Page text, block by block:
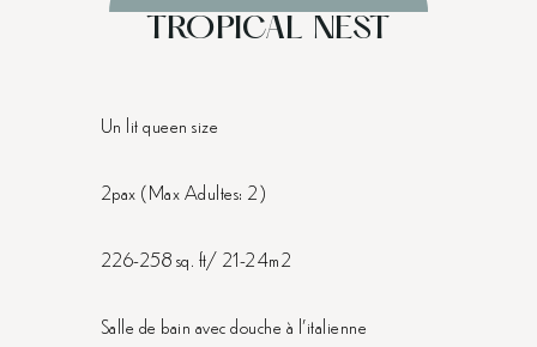
TROPICAL NEST
Un lit queen size
2pax (Max Adultes: 2)
226-258 sq. ft/ 21-24m2
Salle de bain avec douche à l'italienne